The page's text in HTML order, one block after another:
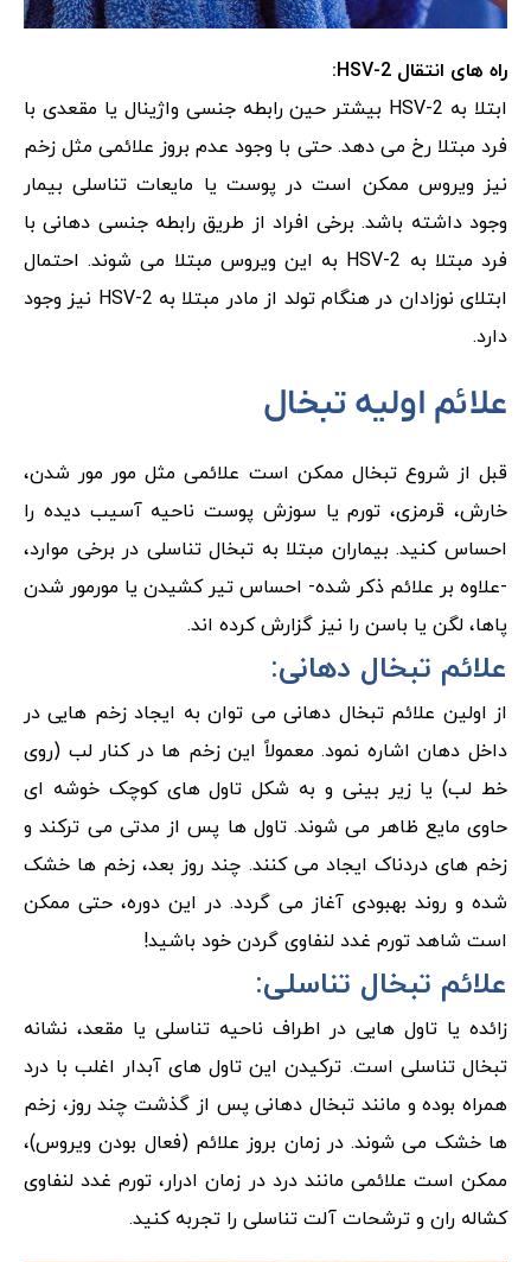
راه های انتقال HSV-2:
ابتلا به HSV-2 بیشتر حین رابطه جنسی واژینال یا مقعدی با
فرد مبتلا رخ می دهد. حتی با وجود عدم بروز علائمی مثل زخم
نیز ویروس ممکن است در پوست یا مایعات تناسلی بیمار
وجود داشته باشد. برخی افراد از طریق رابطه جنسی دهانی با
فرد مبتلا به HSV-2 به این ویروس مبتلا می شوند. احتمال
ابتلای نوزادان در هنگام تولد از مادر مبتلا به HSV-2 نیز وجود
دارد.
علائم اولیه تبخال
قبل از شروع تبخال ممکن است علائمی مثل مور مور شدن،
خارش، قرمزی، تورم یا سوزش پوست ناحیه آسیب دیده را
احساس کنید. بیماران مبتلا به تبخال تناسلی در برخی موارد،
-علاوه بر علائم ذکر شده- احساس تیر کشیدن یا مورمور شدن
پاها، لگن یا باسن را نیز گزارش کرده اند.
علائم تبخال دهانی:
از اولین علائم تبخال دهانی می توان به ایجاد زخم هایی در
داخل دهان اشاره نمود. معمولاً این زخم ها در کنار لب (روی
خط لب) یا زیر بینی و به شکل تاول های کوچک خوشه ای
حاوی مایع ظاهر می شوند. تاول ها پس از مدتی می ترکند و
زخم های دردناک ایجاد می کنند. چند روز بعد، زخم ها خشک
شده و روند بهبودی آغاز می گردد. در این دوره، حتی ممکن
است شاهد تورم غدد لنفاوی گردن خود باشید!
علائم تبخال تناسلی:
زائده یا تاول هایی در اطراف ناحیه تناسلی یا مقعد، نشانه
تبخال تناسلی است. ترکیدن این تاول های آبدار اغلب با درد
همراه بوده و مانند تبخال دهانی پس از گذشت چند روز، زخم
ها خشک می شوند. در زمان بروز علائم (فعال بودن ویروس)،
ممکن است علائمی مانند درد در زمان ادرار، تورم غدد لنفاوی
کشاله ران و ترشحات آلت تناسلی را تجربه کنید.